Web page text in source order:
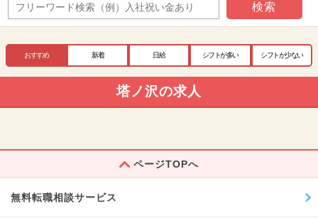
検索
おすすめ 新着 日給 シフトが多い シフトが少ない
塔ノ沢の求人
ページTOPへ
無料転職相談サービス